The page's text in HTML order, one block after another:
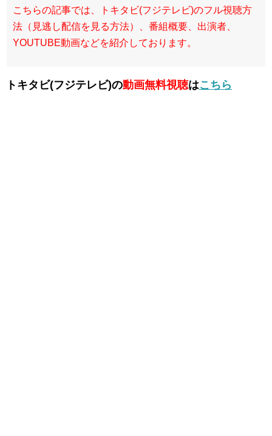
こちらの記事では、トキタビ(フジテレビ)のフル視聴方
法（見逃し配信を見る方法）、番組概要、出演者、
YOUTUBE動画などを紹介しております。
トキタビ(フジテレビ)の動画無料視聴はこちら